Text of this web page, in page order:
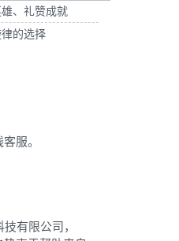
、礼赞成就
的选择
服。
有限公司，